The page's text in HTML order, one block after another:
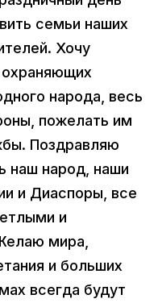
семьи наших
Хочу
охраняющих
народа, весь
пожелать им
Поздравляю
наш народ, наши
и Диаспоры, все
и
мира,
и больших
всегда будут